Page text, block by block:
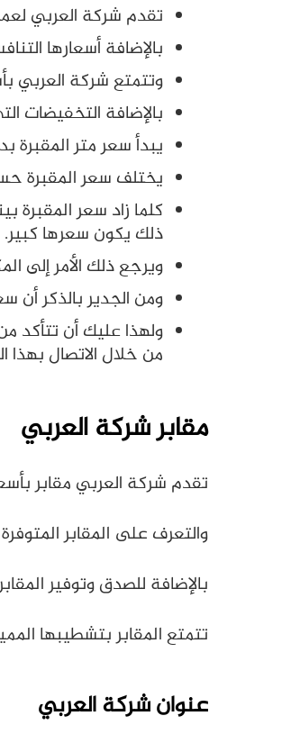
تقدم شركة العربي
بالإضافة أسعارها
وتتمتع شركة العربي
بالإضافة التخفيضات
يبدأ سعر متر المقبرة بداية من 1500 جنيه مصري
يختلف سعر المقبرة
كلما زاد سعر
ذلك يكون سعرها كبير.
ويرجع ذلك الأمر إلى
ومن الجدير بالذكر أن
ولهذا عليك أن تتأكد
من خلال الاتصال بهذا الرقم
مقابر شركة العربي
تقدم شركة العربي مقابر
والتعرف على المقابر
بالإضافة للصدق وتوفير
تتمتع المقابر بتشطيبها
عنوان شركة العربي